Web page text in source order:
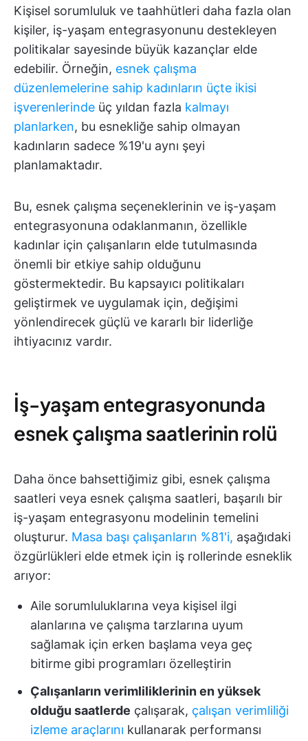
Kişisel sorumluluk ve taahhütleri daha fazla olan
kişiler, iş-yaşam entegrasyonunu destekleyen
politikalar sayesinde büyük kazançlar elde
edebilir. Örneğin, esnek çalışma
düzenlemelerine sahip kadınların üçte ikisi
işverenlerinde üç yıldan fazla kalmayı
planlarken, bu esnekliğe sahip olmayan
kadınların sadece %19'u aynı şeyi
planlamaktadır.
Bu, esnek çalışma seçeneklerinin ve iş-yaşam
entegrasyonuna odaklanmanın, özellikle
kadınlar için çalışanların elde tutulmasında
önemli bir etkiye sahip olduğunu
göstermektedir. Bu kapsayıcı politikaları
geliştirmek ve uygulamak için, değişimi
yönlendirecek güçlü ve kararlı bir liderliğe
ihtiyacınız vardır.
İş-yaşam entegrasyonunda
esnek çalışma saatlerinin rolü
Daha önce bahsettiğimiz gibi, esnek çalışma
saatleri veya esnek çalışma saatleri, başarılı bir
iş-yaşam entegrasyonu modelinin temelini
oluşturur. Masa başı çalışanların %81'i, aşağıdaki
özgürlükleri elde etmek için iş rollerinde esneklik
arıyor:
Aile sorumluluklarına veya kişisel ilgi
alanlarına ve çalışma tarzlarına uyum
sağlamak için erken başlama veya geç
bitirme gibi programları özelleştirin
Çalışanların verimliliklerinin en yüksek
olduğu saatlerde çalışarak, çalışan verimliliği
izleme araçlarını kullanarak performansı